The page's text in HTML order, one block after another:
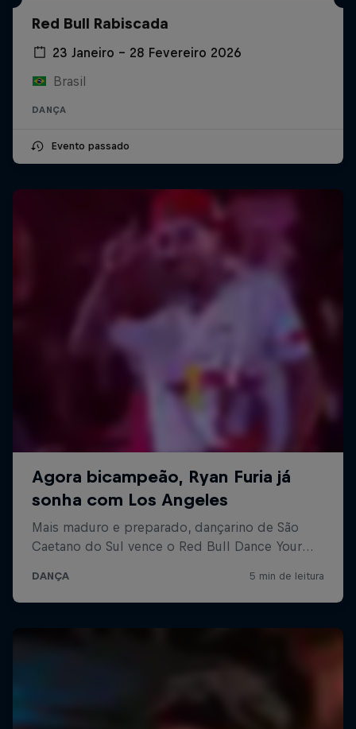
Red Bull Rabiscada
23 Janeiro – 28 Fevereiro 2026
Brasil
DANÇA
Evento passado